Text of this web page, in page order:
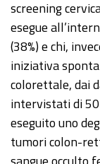
screening
esegue
(38%) e chi,
iniziativa
colorettale, dai
intervistati di
eseguito uno
tumori colon-